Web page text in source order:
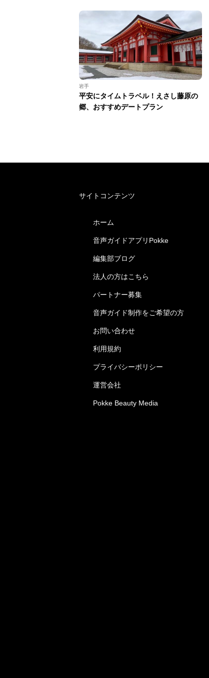
岩手
平安にタイムトラベル！えさし藤原の
郷、おすすめデートプラン
サイトコンテンツ
ホーム
音声ガイドアプリPokke
編集部ブログ
法人の方はこちら
パートナー募集
音声ガイド制作をご希望の方
お問い合わせ
利用規約
プライバシーポリシー
運営会社
Pokke Beauty Media